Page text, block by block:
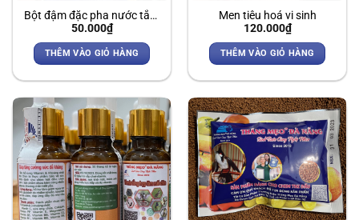
Bột đậm đặc pha nước tắm
giảm xỉa lông cho chim
50.000₫
THÊM VÀO GIỎ HÀNG
Men tiêu hoá vi sinh
120.000₫
THÊM VÀO GIỎ HÀNG